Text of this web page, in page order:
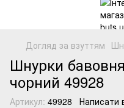
Догляд за взуттям
Шнурки
чорний 49928
Артикул: 49928 Написати